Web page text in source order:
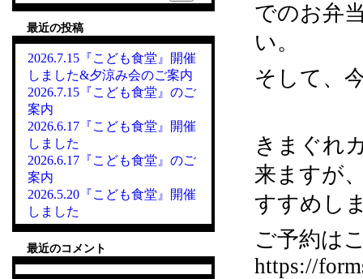
でのお弁
い。
そして、
きまぐれ
来ますが
すすめし
ご予約は
https://
索:
最近の投稿
2026.7.15『こども食堂』開催
しました&夕涼み会のご案内
2026.7.15『こども食堂』のご
案内
2026.6.17『こども食堂』開催
しました
2026.6.17『こども食堂』のご
案内
2026.5.20『こども食堂』開催
しました
最近のコメント